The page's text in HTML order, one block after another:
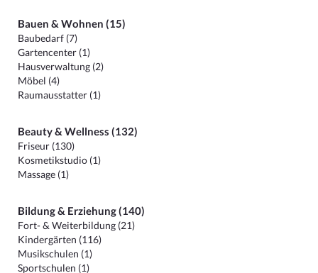
Bauen & Wohnen (15)
Baubedarf (7)
Gartencenter (1)
Hausverwaltung (2)
Möbel (4)
Raumausstatter (1)
Beauty & Wellness (132)
Friseur (130)
Kosmetikstudio (1)
Massage (1)
Bildung & Erziehung (140)
Fort- & Weiterbildung (21)
Kindergärten (116)
Musikschulen (1)
Sportschulen (1)